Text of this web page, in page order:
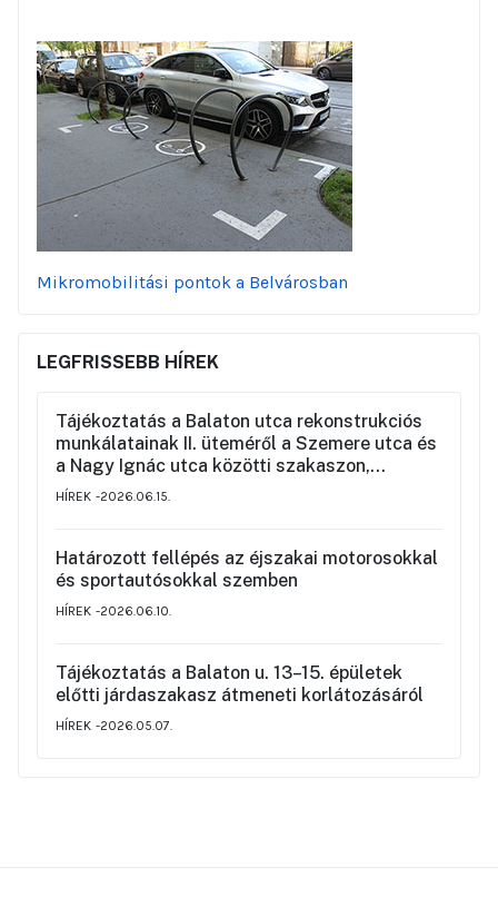
Mikromobilitási pontok a Belvárosban
LEGFRISSEBB HÍREK
Tájékoztatás a Balaton utca rekonstrukciós
munkálatainak II. üteméről a Szemere utca és
a Nagy Ignác utca közötti szakaszon,
valamint a környék ideiglenes forgalmi
HÍREK 2026.06.15.
Határozott fellépés az éjszakai motorosokkal
és sportautósokkal szemben
HÍREK 2026.06.10.
Tájékoztatás a Balaton u. 13–15. épületek
előtti járdaszakasz átmeneti korlátozásáról
HÍREK 2026.05.07.